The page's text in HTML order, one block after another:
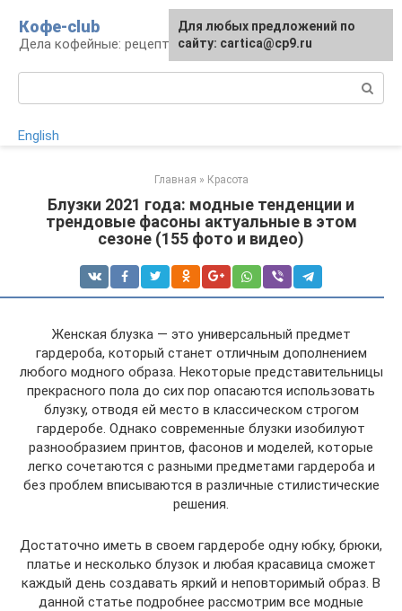
контенту
Кофе-club
Дела кофейные: рецепты и приготовление
English
Главная » Красота
Блузки 2021 года: модные тенденции и
трендовые фасоны актуальные в этом
сезоне (155 фото и видео)
Женская блузка — это универсальный предмет
гардероба, который станет отличным дополнением
любого модного образа. Некоторые представительницы
прекрасного пола до сих пор опасаются использовать
блузку, отводя ей место в классическом строгом
гардеробе. Однако современные блузки изобилуют
разнообразием принтов, фасонов и моделей, которые
легко сочетаются с разными предметами гардероба и
без проблем вписываются в различные стилистические
решения.
Достаточно иметь в своем гардеробе одну юбку, брюки,
платье и несколько блузок и любая красавица сможет
каждый день создавать яркий и неповторимый образ. В
данной статье подробнее рассмотрим все модные
Для любых предложений по
сайту: cartica@cp9.ru